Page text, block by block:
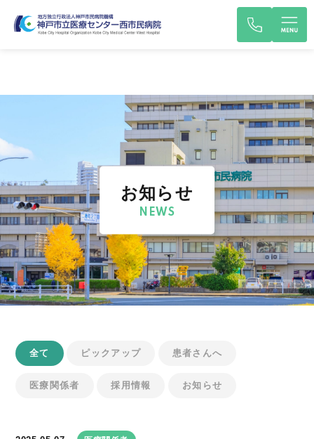
お知らせ
NEWS
全て ピックアップ 患者さんへ
医療関係者 採用情報 お知らせ